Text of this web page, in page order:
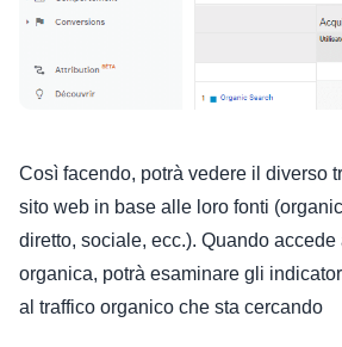
Così facendo, potrà vedere il diverso
sito web in base alle loro fonti
diretto, sociale, ecc.). Quando accede
organica, potrà esaminare gli
al traffico organico che sta cercando